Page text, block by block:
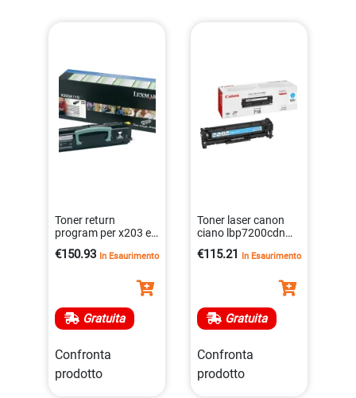
Toner return
program per x203 e
0734646318020
€150.93 In Esaurimento
Gratuita
Confronta
prodotto
Toner laser canon
ciano lbp7200cdn
4960999628608
€115.21 In Esaurimento
Gratuita
Confronta
prodotto